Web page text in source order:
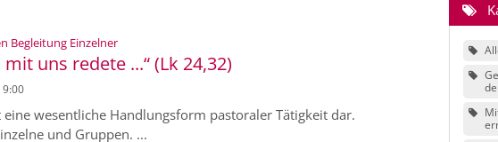
Begleitung Einzelner:
uns redete ...“ (Lk 24,32)
9:00
wesentliche Handlungsform pastoraler Tätigkeit dar.
und Gruppen. ...